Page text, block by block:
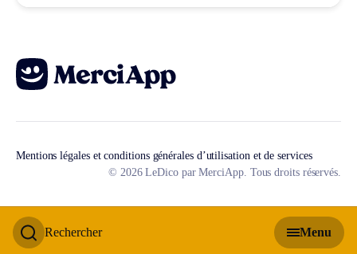
Rechercher Menu
Mentions légales et conditions générales d’utilisation et de services
© 2026 LeDico par MerciApp. Tous droits réservés.